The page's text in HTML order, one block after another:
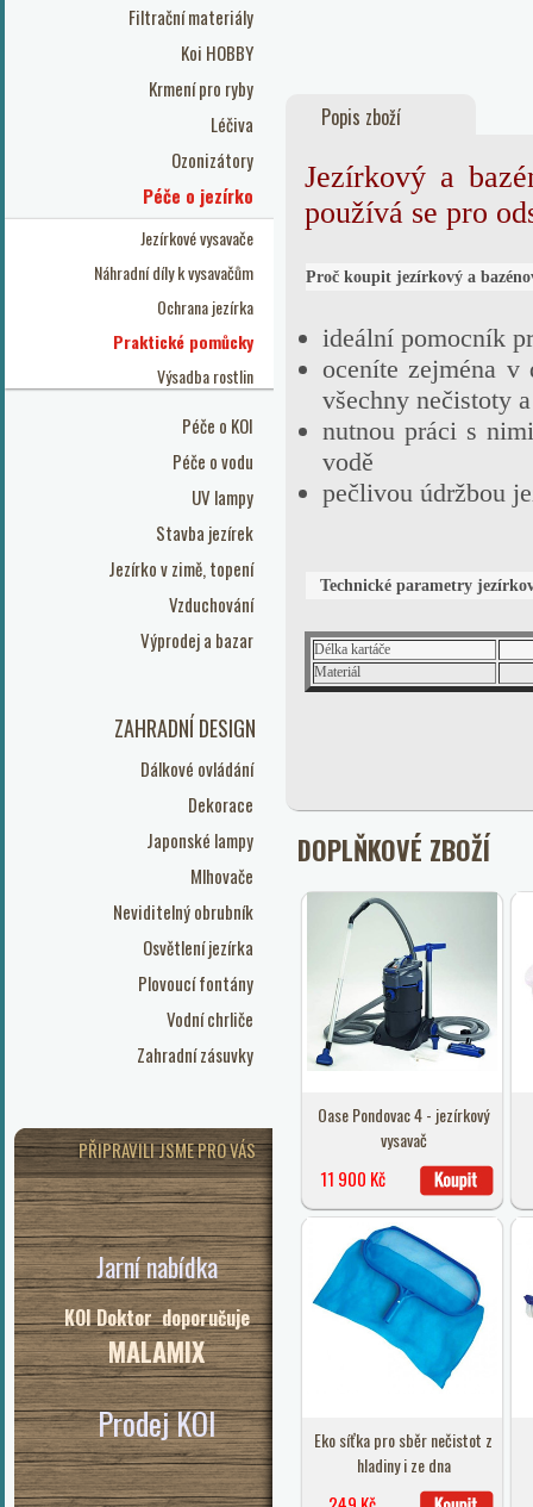
Filtrační materiály
Koi HOBBY
Krmení pro ryby
Léčiva
Ozonizátory
Péče o jezírko
Jezírkové vysavače
Náhradní díly k vysavačům
Ochrana jezírka
Praktické pomůcky
Výsadba rostlin
Péče o KOI
Péče o vodu
UV lampy
Stavba jezírek
Jezírko v zimě, topení
Vzduchování
Výprodej a bazar
ZAHRADNÍ DESIGN
Dálkové ovládání
Dekorace
Japonské lampy
Mlhovače
Neviditelný obrubník
Osvětlení jezírka
Plovoucí fontány
Vodní chrliče
Zahradní zásuvky
PŘIPRAVILI JSME PRO VÁS
Jarní nabídka
KOI Doktor doporučuje
MALAMIX
Prodej KOI
Popis zboží
Jezírkový a
používá se pro
Proč koupit jezírkový a
ideální pomocník
oceníte zejména
všechny nečistoty
nutnou práci s
vodě
pečlivou údržbou
Technické parametry
Délka kartáče
Materiál
DOPLŇKOVÉ ZBOŽÍ
Oase Pondovac 4 - jezírkový
vysavač
11 900 Kč
Eko síťka pro sběr nečistot z
hladiny i ze dna